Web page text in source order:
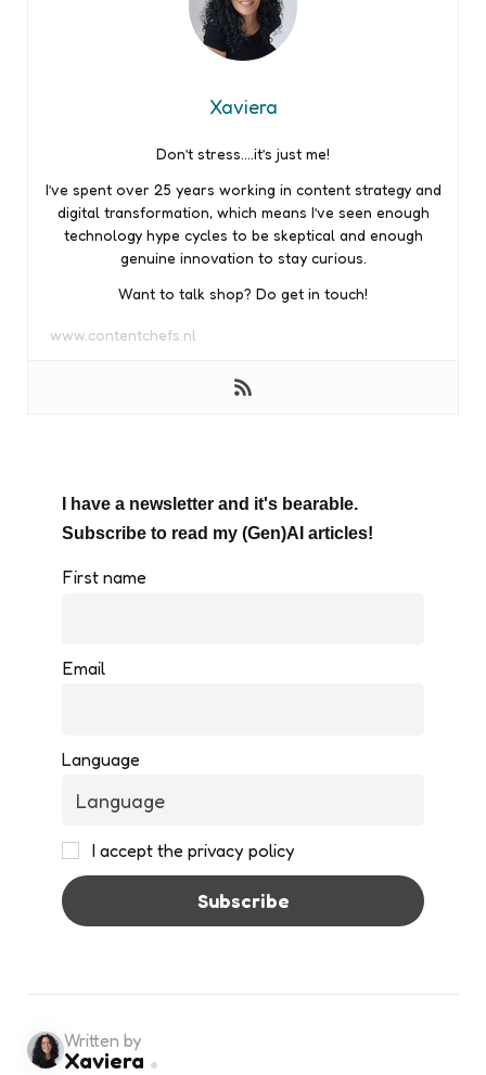
Xaviera
Don’t stress….it’s just me!
I’ve spent over 25 years working in content strategy and
digital transformation, which means I’ve seen enough
technology hype cycles to be skeptical and enough
genuine innovation to stay curious.
Want to talk shop? Do get in touch!
www.contentchefs.nl
I have a newsletter and it's bearable.
Subscribe to read my (Gen)AI articles!
First name
Email
Language
I accept the privacy policy
Written by
Xaviera